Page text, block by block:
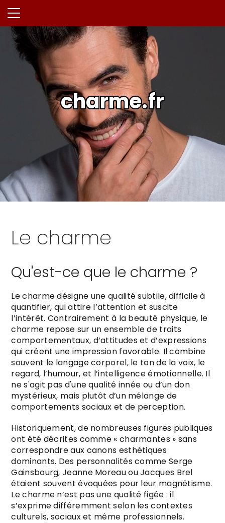
charme.fr
Le charme
Qu'est-ce que le charme ?
Le charme désigne une qualité subtile, difficile à
quantifier, qui attire l’attention et suscite
l’intérêt. Contrairement à la beauté physique, le
charme repose sur un ensemble de traits
comportementaux, d’attitudes et d’expressions
qui créent une impression favorable. Il combine
souvent le langage corporel, le ton de la voix, le
regard, l’humour, et l’intelligence émotionnelle. Il
ne s'agit pas d'une qualité innée ou d’un don
mystérieux, mais plutôt d’un mélange de
comportements sociaux et de perception.
Historiquement, de nombreuses figures publiques
ont été décrites comme « charmantes » sans
correspondre aux canons esthétiques
dominants. Des personnalités comme Serge
Gainsbourg, Jeanne Moreau ou Jacques Brel
étaient souvent évoquées pour leur magnétisme.
Le charme n’est pas une qualité figée : il
s’exprime différemment selon les contextes
culturels, sociaux et même professionnels.